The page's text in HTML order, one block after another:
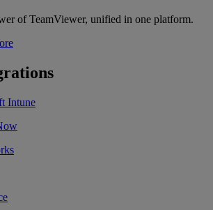
of TeamViewer, unified in one platform.
Intune